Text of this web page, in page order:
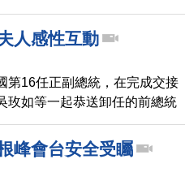
民進黨雲林縣黨部主委林金忠
人感性互動
第16任正副總統，在完成交接
玫如等一起恭送卸任的前總統
還特別與吳玫如說「妳會比較
峰會台安全受矚